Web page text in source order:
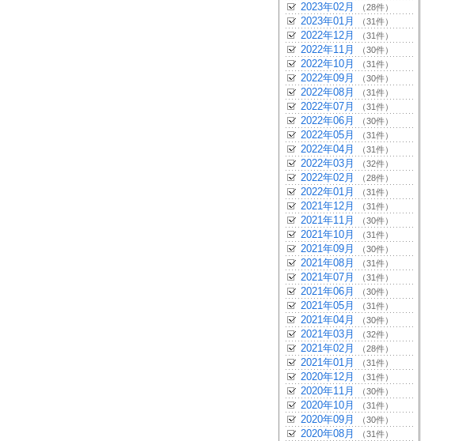
2023年02月 （28件）
2023年01月 （31件）
2022年12月 （31件）
2022年11月 （30件）
2022年10月 （31件）
2022年09月 （30件）
2022年08月 （31件）
2022年07月 （31件）
2022年06月 （30件）
2022年05月 （31件）
2022年04月 （31件）
2022年03月 （32件）
2022年02月 （28件）
2022年01月 （31件）
2021年12月 （31件）
2021年11月 （30件）
2021年10月 （31件）
2021年09月 （30件）
2021年08月 （31件）
2021年07月 （31件）
2021年06月 （30件）
2021年05月 （31件）
2021年04月 （30件）
2021年03月 （32件）
2021年02月 （28件）
2021年01月 （31件）
2020年12月 （31件）
2020年11月 （30件）
2020年10月 （31件）
2020年09月 （30件）
2020年08月 （31件）